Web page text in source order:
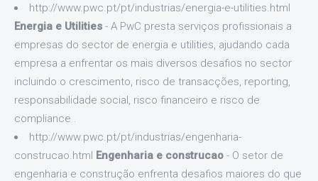
http://www.pwc.pt/pt/industrias/energia-e-utilities.html
Energia e Utilities - A PwC presta serviços profissionais a
empresas do sector de energia e utilities, ajudando cada
empresa a enfrentar os mais diversos desafios no sector
incluindo o crescimento, risco de transacções, reporting,
responsabilidade social, risco financeiro e risco de
compliance .
http://www.pwc.pt/pt/industrias/engenharia-
construcao.html Engenharia e construcao - O setor de
engenharia e construção enfrenta desafios maiores do que